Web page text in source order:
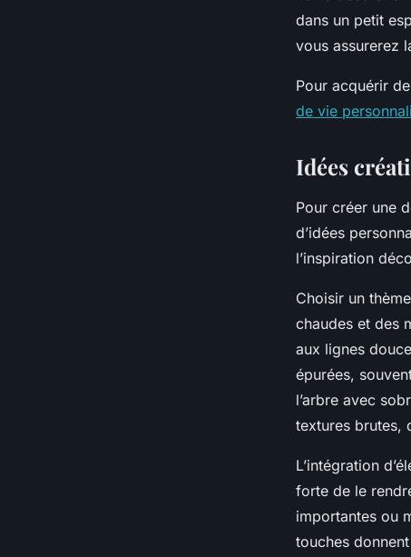
dans un petit
vous assurerez
Pour acquérir
de vie
Idées
Pour créer une
d’idées
l’inspiration
Choisir un
chaudes et des
aux lignes
épurées,
l’arbre avec
textures brutes,
L’intégration
forte de le
importantes ou
touches